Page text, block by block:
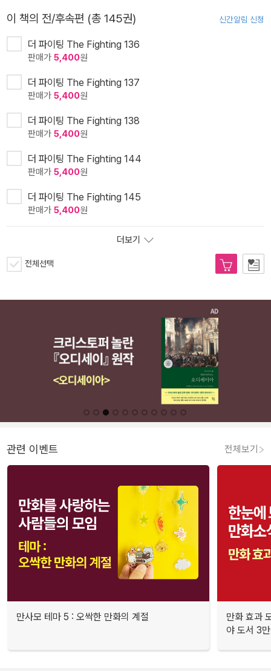
이 책의 전/후속편 (총 145권) 신간알림 신청
더 파이팅 The Fighting 136
판매가 5,400원
더 파이팅 The Fighting 137
판매가 5,400원
더 파이팅 The Fighting 138
판매가 5,400원
더 파이팅 The Fighting 144
판매가 5,400원
더 파이팅 The Fighting 145
판매가 5,400원
더보기
전체선택
관련 이벤트 전체보기
만사모 테마 5 : 오싹한 만화의 계절
만화 효과
야 도서 3